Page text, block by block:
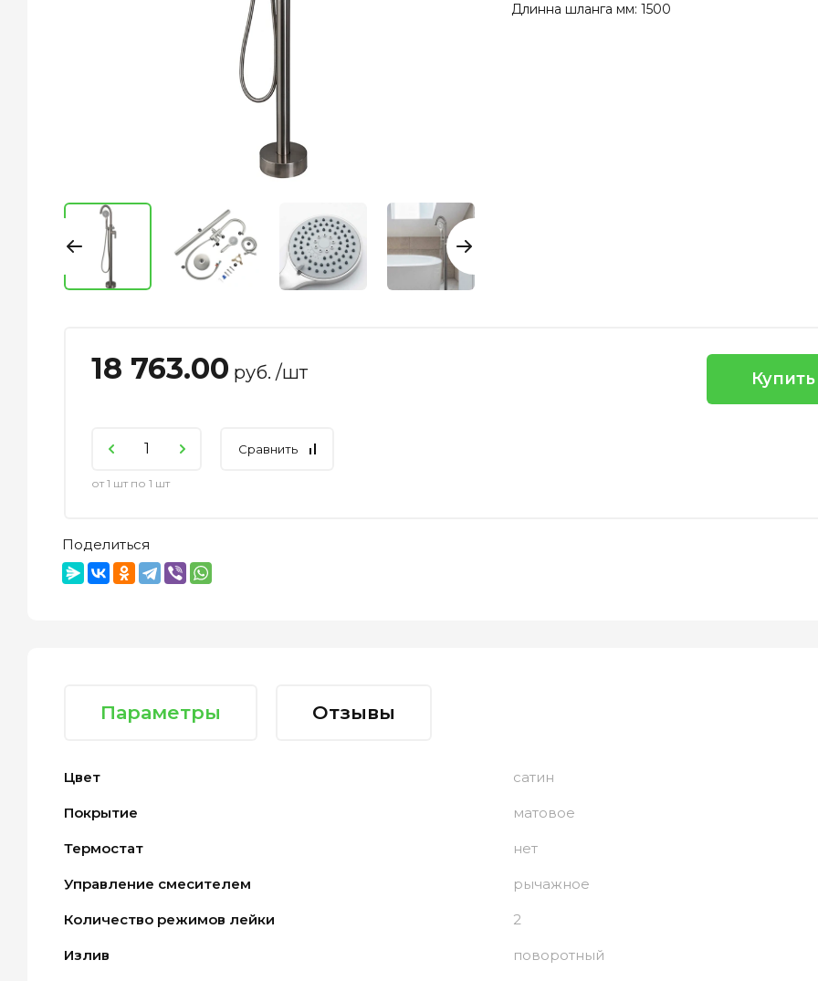
Длинна шланга мм: 1500
18 763.00 руб. /шт
от 1 шт по 1 шт
Купить
Сравнить
Поделиться
Параметры Отзывы
Цвет сатин
Покрытие матовое
Термостат нет
Управление смесителем рычажное
Количество режимов лейки 2
Излив поворотный